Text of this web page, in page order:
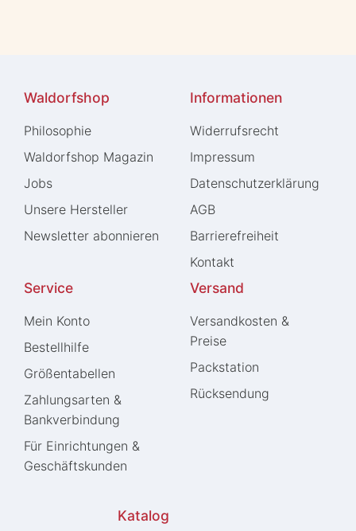
Waldorfshop
Philosophie
Waldorfshop Magazin
Jobs
Unsere Hersteller
Newsletter abonnieren
Informationen
Widerrufs­recht
Impressum
Daten­schutz­erklärung
AGB
Barrierefreiheit
Kontakt
Service
Mein Konto
Bestellhilfe
Größentabellen
Zahlungsarten &
Bankverbindung
Für Einrichtungen &
Geschäftskunden
Versand
Versandkosten &
Preise
Packstation
Rücksendung
Katalog